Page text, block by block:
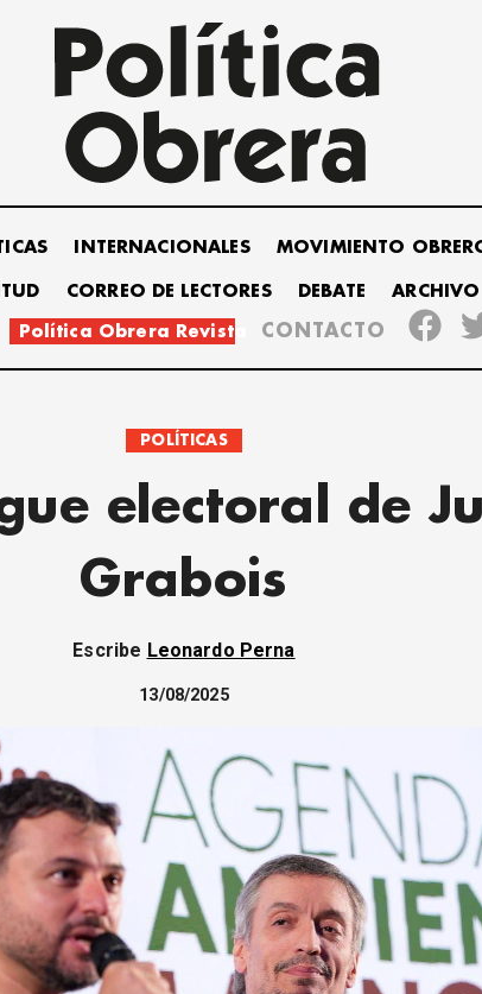
INTERNACIONALES MOVIMIENTO
CORREO DE LECTORES DEBATE ARCHIVO
Política Obrera Revista CONTACTO
POLÍTICAS
electoral de
Grabois
Escribe Leonardo Perna
13/08/2025